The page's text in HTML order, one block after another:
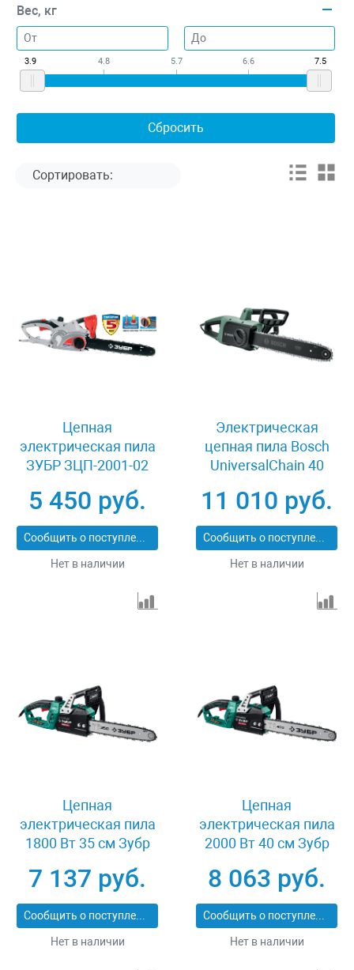
Вес, кг
3.9 4.8 5.7 6.6 7.5
Цепная
электрическая пила
ЗУБР ЗЦП-2001-02
5 450 руб.
Сообщить о поступлении
Нет в наличии
Электрическая
цепная пила Bosch
UniversalChain 40
11 010 руб.
Сообщить о поступлении
Нет в наличии
Цепная
электрическая пила
1800 Вт 35 см Зубр
7 137 руб.
Сообщить о поступлении
Нет в наличии
Цепная
электрическая пила
2000 Вт 40 см Зубр
8 063 руб.
Сообщить о поступлении
Нет в наличии